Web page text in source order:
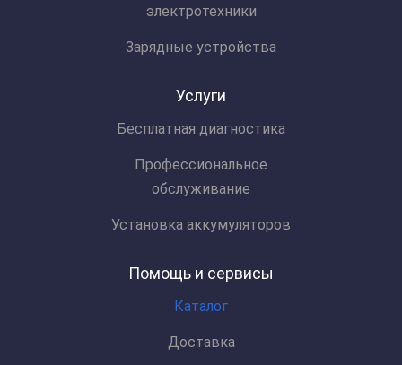
электротехники
Зарядные устройства
Услуги
Бесплатная диагностика
Профессиональное
обслуживание
Установка аккумуляторов
Помощь и сервисы
Каталог
Доставка